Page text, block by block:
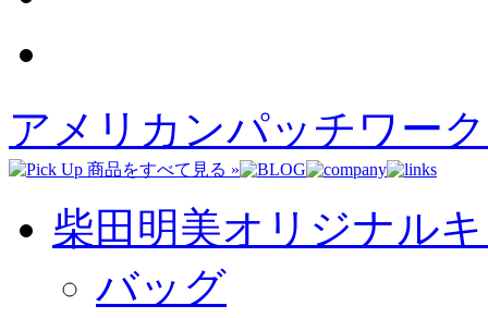
アメリカンパッチワー
柴田明美オリジナル
バッグ